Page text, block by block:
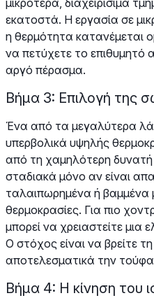
μικρότερα, διαχειρίσιμα
εκατοστά. Η εργασία σε
η θερμότητα κατανέμεται
να πετύχετε το επιθυμητό
αργό πέρασμα.
Βήμα 3: Επιλογή της
Ένα από τα μεγαλύτερα
υπερβολικά υψηλής
από τη χαμηλότερη δυνατή
σταδιακά μόνο αν είναι
ταλαιπωρημένα ή βαμμένα
θερμοκρασίες. Για πιο
μπορεί να χρειαστείτε
Ο στόχος είναι να βρείτε
αποτελεσματικά την
Βήμα 4: Η κίνηση του